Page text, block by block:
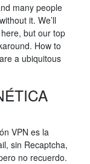
many people
it. We’ll
but our top
How to
a ubiquitous
VPN es la
sin Recaptcha,
no recuerdo.